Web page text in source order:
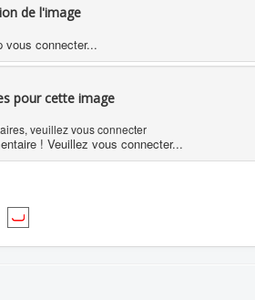
de l'image
vous connecter...
pour cette image
veuillez vous connecter
! Veuillez vous connecter...